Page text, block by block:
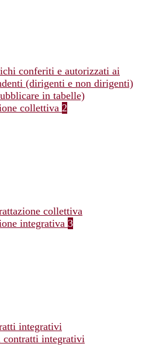
conferiti e autorizzati ai
(dirigenti e non dirigenti)
in tabelle)
collettiva 2
collettiva
integrativa 3
integrativi
contratti integrativi